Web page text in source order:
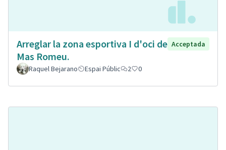
Arreglar la zona esportiva I d'oci de
Mas Romeu.
Acceptada
Raquel Bejarano Espai Públic 2 0